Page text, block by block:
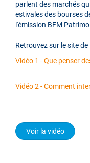
parlent des marchés
estivales des bourses
l'émission BFM
Retrouvez sur le site de
Vidéo 1 - Que penser
Vidéo 2 - Comment
Voir la vidéo